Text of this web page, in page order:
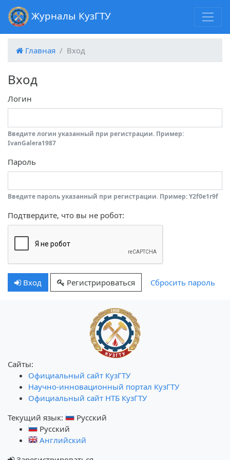
Журналы КузГТУ
Главная Вход
Вход
Логин
Введите логин указанный при регистрации. Пример:
IvanGalera1987
Пароль
Введите пароль указанный при регистрации. Пример: Y2f0e1r9f
Подтвердите, что вы не робот:
Вход Регистрироваться Сбросить пароль
Сайты:
Официальный сайт КузГТУ
Научно-инновационный портал КузГТУ
Официальный сайт НТБ КузГТУ
Текущий язык:
Русский
Русский
Английский